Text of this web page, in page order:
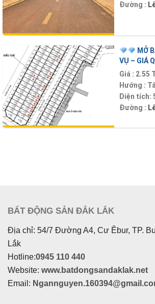
Đường :
MỞ
VỤ – GIÁ
Giá : 2.55
Hướng :
Diện tích:
Đường :
BẤT ĐỘNG SẢN ĐẮK LẮK
Địa chỉ: 54/7 Đường A4, Cư Êbur, TP.
Lắk
Hotline:0945 110 440
Website: www.batdongsandaklak.net
Email: